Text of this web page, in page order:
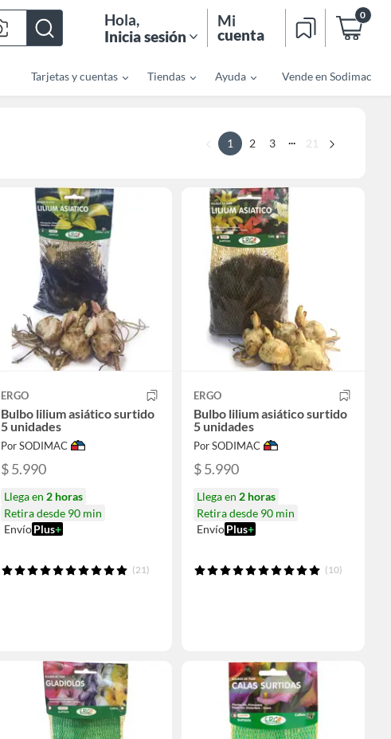
Hola,
Inicia sesión
Mi
cuenta
0
Tarjetas y cuentas Tiendas Ayuda Vende en Sodimac
1 2 3 ... 21
ERGO
Bulbo lilium asiático surtido
5 unidades
Por SODIMAC
$ 5.990
Llega en 2 horas
Retira desde 90 min
EnvíoPlus+
(21)
ERGO
Bulbo lilium asiático surtido
5 unidades
Por SODIMAC
$ 5.990
Llega en 2 horas
Retira desde 90 min
EnvíoPlus+
(10)